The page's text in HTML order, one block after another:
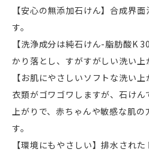
【安心の無添加石けん】合成界
す。
【洗浄成分は純石けん-脂肪酸K
かり落とし、すがすがしい洗い上
【お肌にやさしいソフトな洗い
衣類がゴワゴワしますが、石け
上がりで、赤ちゃんや敏感な肌の
す。
【環境にもやさしい】排水され